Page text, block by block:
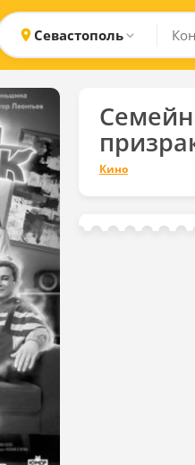
Севастополь
Кино